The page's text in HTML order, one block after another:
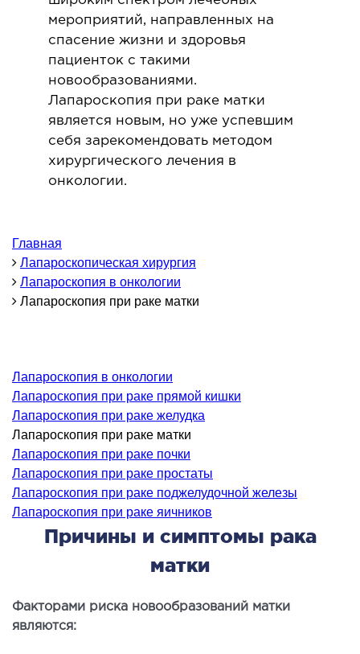
в урологии
И ОНКОХИРУРГИЯ
и болезни молочной железы
и онкохирургия
НАПРАВЛЕНИЕ
и нутрициология
терапия
помощь
горла и гортани
мероприятий, направленных на
спасение жизни и здоровья
пациенток с такими
новообразованиями.
Лапароскопия при раке матки
является новым, но уже успевшим
себя зарекомендовать методом
хирургического лечения в
онкологии.
Главная
Лапароскопическая хирургия
Лапароскопия в онкологии
Лапароскопия при раке матки
Лапароскопия в онкологии
Лапароскопия при раке прямой кишки
Лапароскопия при раке желудка
Лапароскопия при раке матки
Лапароскопия при раке почки
Лапароскопия при раке простаты
Лапароскопия при раке поджелудочной железы
Лапароскопия при раке яичников
Причины и симптомы рака
матки
Факторами риска новообразований матки
являются: